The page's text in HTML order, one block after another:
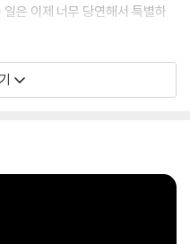
은 이제 너무 당연해서 특별하
가 우리는 무엇을 준비해야 하
고 말한다. 딥러닝 없이는 지금